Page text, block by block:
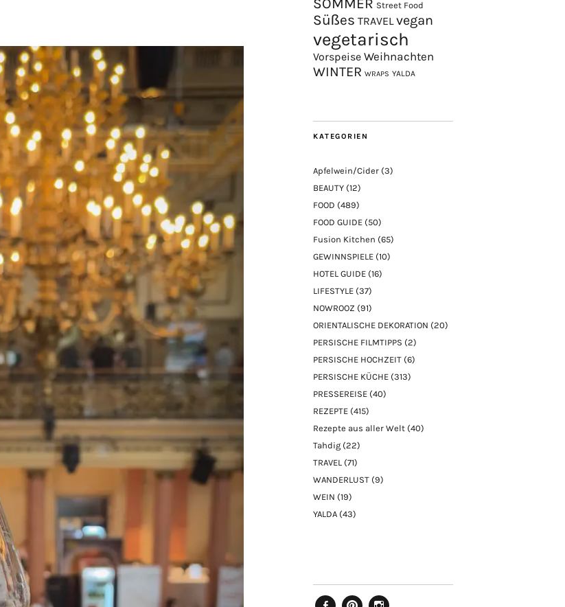
Street Food
Süßes TRAVEL vegan
vegetarisch
Vorspeise Weihnachten
WINTER WRAPS YALDA
KATEGORIEN
Apfelwein/Cider (3)
BEAUTY (12)
FOOD (489)
FOOD GUIDE (50)
Fusion Kitchen (65)
GEWINNSPIELE (10)
HOTEL GUIDE (16)
LIFESTYLE (37)
NOWROOZ (91)
ORIENTALISCHE DEKORATION (20)
PERSISCHE FILMTIPPS (2)
PERSISCHE HOCHZEIT (6)
PERSISCHE KÜCHE (313)
PRESSEREISE (40)
REZEPTE (415)
Rezepte aus aller Welt (40)
Tahdig (22)
TRAVEL (71)
WANDERLUST (9)
WEIN (19)
YALDA (43)